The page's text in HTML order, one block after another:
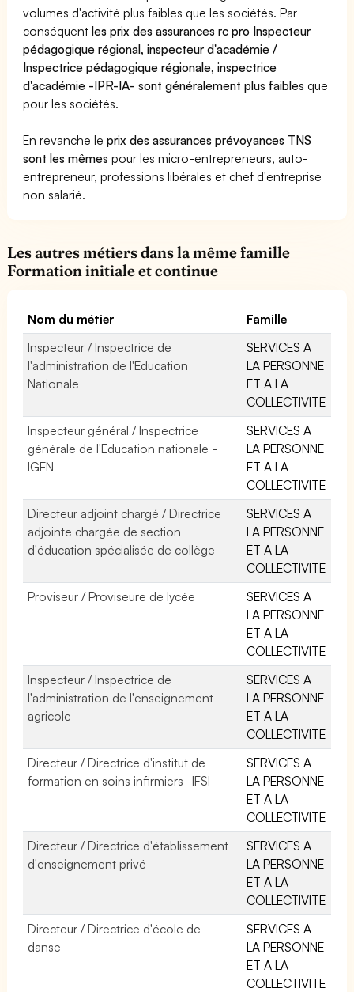
volumes d'activité plus faibles que les sociétés. Par
conséquentles prix des assurances rc pro Inspecteur
pédagogique régional, inspecteur d'académie /
Inspectrice pédagogique régionale, inspectrice
d'académie -IPR-IA- sont généralement plus faibles que
pour les sociétés.
En revanche leprix des assurances prévoyances TNS
sont les mêmes pour les micro-entrepreneurs, auto-
entrepreneur, professions libérales et chef d'entreprise
non salarié.
Les autres métiers dans la même famille
Formation initiale et continue
Nom du métier
Famille
Inspecteur / Inspectrice de
l'administration de l'Education
Nationale
SERVICES A
LA PERSONNE
ET A LA
COLLECTIVITE
Inspecteur général / Inspectrice
générale de l'Education nationale -
IGEN-
SERVICES A
LA PERSONNE
ET A LA
COLLECTIVITE
Directeur adjoint chargé / Directrice
adjointe chargée de section
d'éducation spécialisée de collège
SERVICES A
LA PERSONNE
ET A LA
COLLECTIVITE
Proviseur / Proviseure de lycée
SERVICES A
LA PERSONNE
ET A LA
COLLECTIVITE
Inspecteur / Inspectrice de
l'administration de l'enseignement
agricole
SERVICES A
LA PERSONNE
ET A LA
COLLECTIVITE
Directeur / Directrice d'institut de
formation en soins infirmiers -IFSI-
SERVICES A
LA PERSONNE
ET A LA
COLLECTIVITE
Directeur / Directrice d'établissement
d'enseignement privé
SERVICES A
LA PERSONNE
ET A LA
COLLECTIVITE
Directeur / Directrice d'école de
danse
SERVICES A
LA PERSONNE
ET A LA
COLLECTIVITE